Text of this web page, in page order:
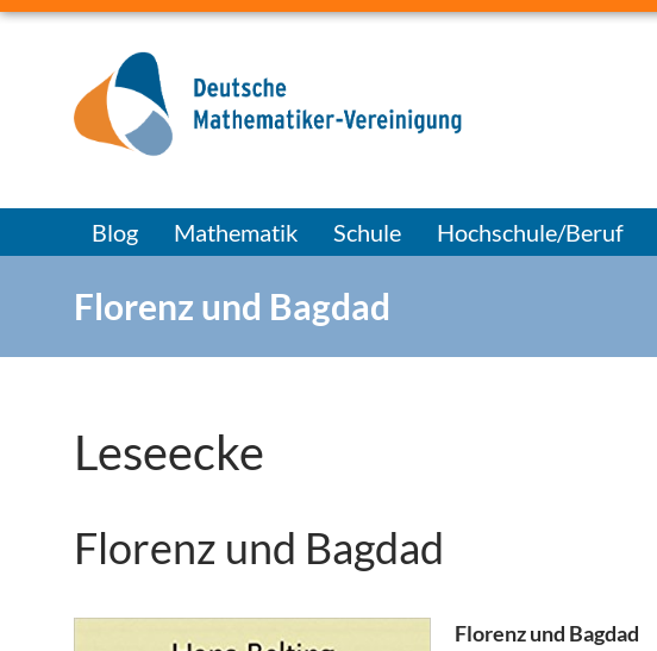
Blog Mathematik Schule Hochschule/Beruf
Florenz und Bagdad
Leseecke
Florenz und Bagdad
Florenz und Bagdad